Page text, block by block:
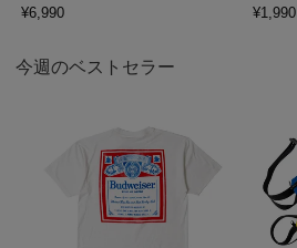
¥6,990
¥1,990
今週のベストセラー